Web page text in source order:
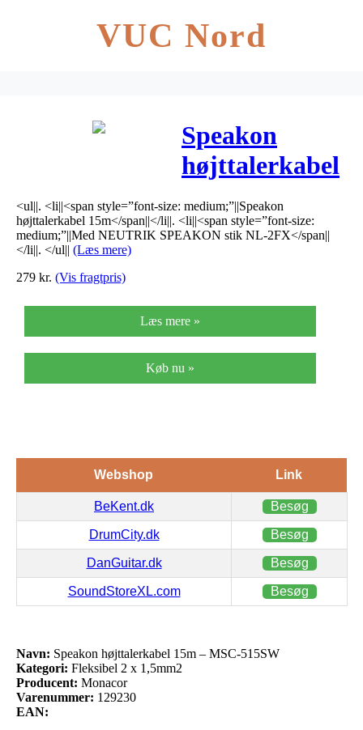
VUC Nord
Speakon
højttalerkabel
15m – MSC-
515SW
<ul||. <li||<span style=”font-size: medium;”||Speakon
højttalerkabel 15m</span||</li||. <li||<span style=”font-size:
medium;”||Med NEUTRIK SPEAKON stik NL-2FX</span||
</li||. </ul|| (Læs mere)
279 kr. (Vis fragtpris)
Læs mere »
Køb nu »
Webshop Link
BeKent.dk Besøg
DrumCity.dk Besøg
DanGuitar.dk Besøg
SoundStoreXL.com Besøg
Navn: Speakon højttalerkabel 15m – MSC-515SW
Kategori: Fleksibel 2 x 1,5mm2
Producent: Monacor
Varenummer: 129230
EAN: